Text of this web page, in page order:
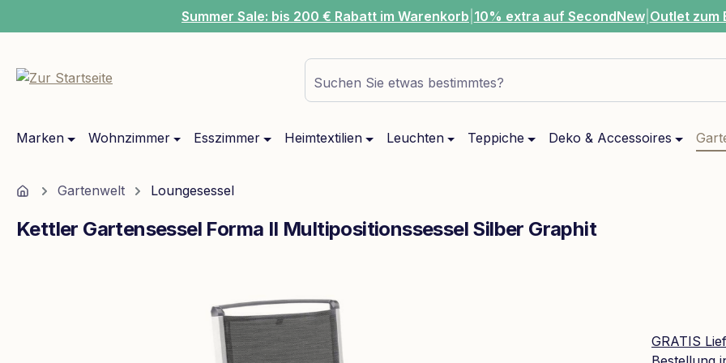
Zur Hauptnavigation springenSummer Sale: bis 200 € Rabatt im Warenkorb 10% extra auf SecondNew Outlet zum
Suchen Sie etwas bestimmtes?
Marken Wohnzimmer Esszimmer Heimtextilien Leuchten Teppiche Deko & Accessoires
HomeGartenwelt Loungesessel
Kettler Gartensessel Forma II Multipositionssessel Silber Graphit
GRATIS